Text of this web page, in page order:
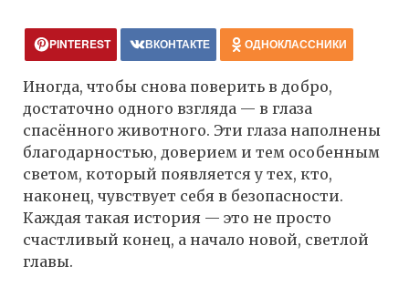
PINTEREST ВКОНТАКТЕ ОДНОКЛАССНИКИ
Иногда, чтобы снова поверить в добро,
достаточно одного взгляда — в глаза
спасённого животного. Эти глаза наполнены
благодарностью, доверием и тем особенным
светом, который появляется у тех, кто,
наконец, чувствует себя в безопасности.
Каждая такая история — это не просто
счастливый конец, а начало новой, светлой
главы.